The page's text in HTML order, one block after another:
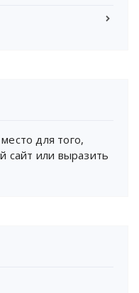
для того,
сайт или выразить